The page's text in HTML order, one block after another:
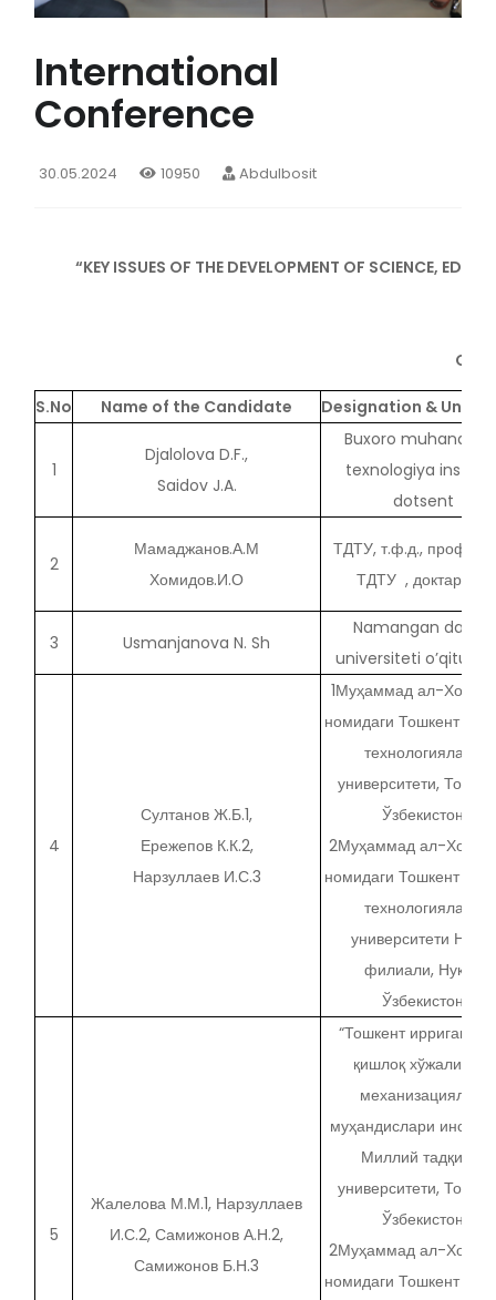
International
Conference
30.05.2024 10950 Abdulbosit
“KEY ISSUES OF THE DEVELOPMENT OF SCIENCE,
On
S.No Name of the Candidate Designation &
1
Djalolova D.F.,
Saidov J.A.
Buxoro
texnologiya
dotsent
2
Мамаджанов.А.М
Хомидов.И.О
ТДТУ, т.ф.д.,
ТДТУ , доктарант.
3 Usmanjanova N. Sh
Namangan davlat
universiteti
4
Султанов Ж.Б.1,
Ережепов К.К.2,
Нарзуллаев И.С.3
1Муҳаммад ал-
номидаги Тошкент
технологиялари
университети,
Ўзбекистон
2Муҳаммад ал-
номидаги Тошкент
технологиялари
университети Нукус
филиали, Нукус,
Ўзбекистон
5
Жалелова М.М.1, Нарзуллаев
И.С.2, Самижонов А.Н.2,
Самижонов Б.Н.3
“Тошкент ирригация
қишлоқ хўжалигини
механизациялаш
муҳандислари
Миллий тадқиқот
университети,
Ўзбекистон
2Муҳаммад ал-
номидаги Тошкент